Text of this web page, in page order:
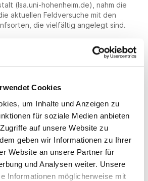
Cookies
um Inhalte und Anzeigen zu
für soziale Medien anbieten
auf unsere Website zu
geben wir Informationen zu Ihrer
Website an unsere Partner für
und Analysen weiter. Unsere
Informationen möglicherweise mit
(lsa.uni-hohenheim.de), nahm die
aktuellen Feldversuche mit den
die vielfältig angelegt sind.
und Körnerhanf unterscheiden
ablaufen
lange Fasern gewinnt
Hohenheim Nutzhanf-Versuche
der Forschung besonders im Fokus
und weibliche Blüten unterscheidet